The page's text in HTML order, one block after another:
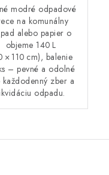
modré odpadové
na komunálny
alebo papier o
objeme 140 L
× 110 cm), balenie
– pevné a odolné
každodenný zber a
odpadu.